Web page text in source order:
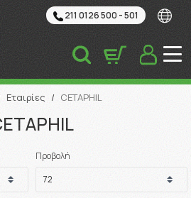
211 0126 500 - 501
Εταιρίες / CETAPHIL
Προβολή